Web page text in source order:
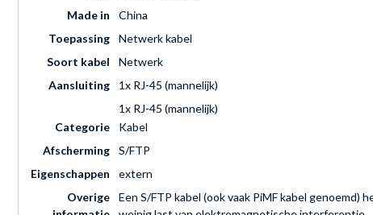
Made in
China
Toepassing
Netwerk kabel
Soort kabel
Netwerk
Aansluiting
1x RJ-45 (mannelijk)
1x RJ-45 (mannelijk)
Categorie
Kabel
Afscherming
S/FTP
Eigenschappen
extern
Overige
Een S/FTP kabel (ook vaak PiMF kabel